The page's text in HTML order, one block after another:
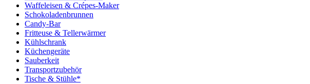
Waffeleisen & Crépes-Maker
Schokoladenbrunnen
Candy-Bar
Fritteuse & Tellerwärmer
Kühlschrank
Küchengeräte
Sauberkeit
Transportzubehör
Tische & Stühle*